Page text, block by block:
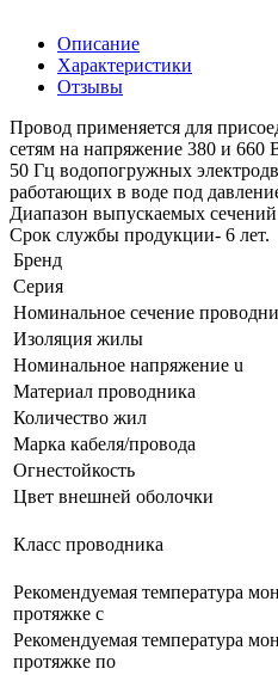
Описание
Характеристики
Отзывы
Провод применяется для
сетям на напряжение 380 и 660
50 Гц водопогружных
работающих в воде под
Диапазон выпускаемых
Срок службы продукции- 6 лет.
Бренд
Серия
Номинальное сечение
Изоляция жилы
Номинальное напряжение u
Материал проводника
Количество жил
Марка кабеля/провода
Огнестойкость
Цвет внешней оболочки
Класс проводника
Рекомендуемая температура
протяжке с
Рекомендуемая температура
протяжке по